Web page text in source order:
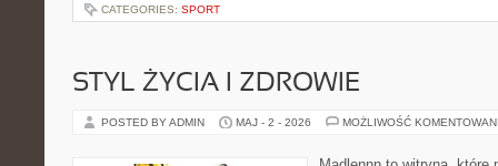
CATEGORIES: SPORT
STYL ŻYCIA I ZDROWIE
POSTED BY ADMIN MAJ - 2 - 2026 MOŻLIWOŚĆ